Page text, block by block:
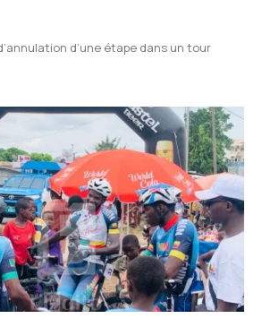
d’une étape dans un tour